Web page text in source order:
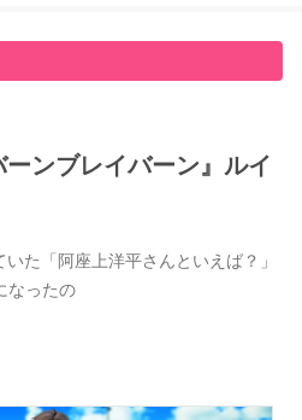
ンブレイバーン』ルイ
た「阿座上洋平さんといえば？」
なったの